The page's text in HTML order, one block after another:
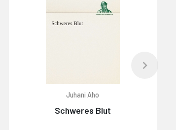
Juhani Aho
Schweres Blut